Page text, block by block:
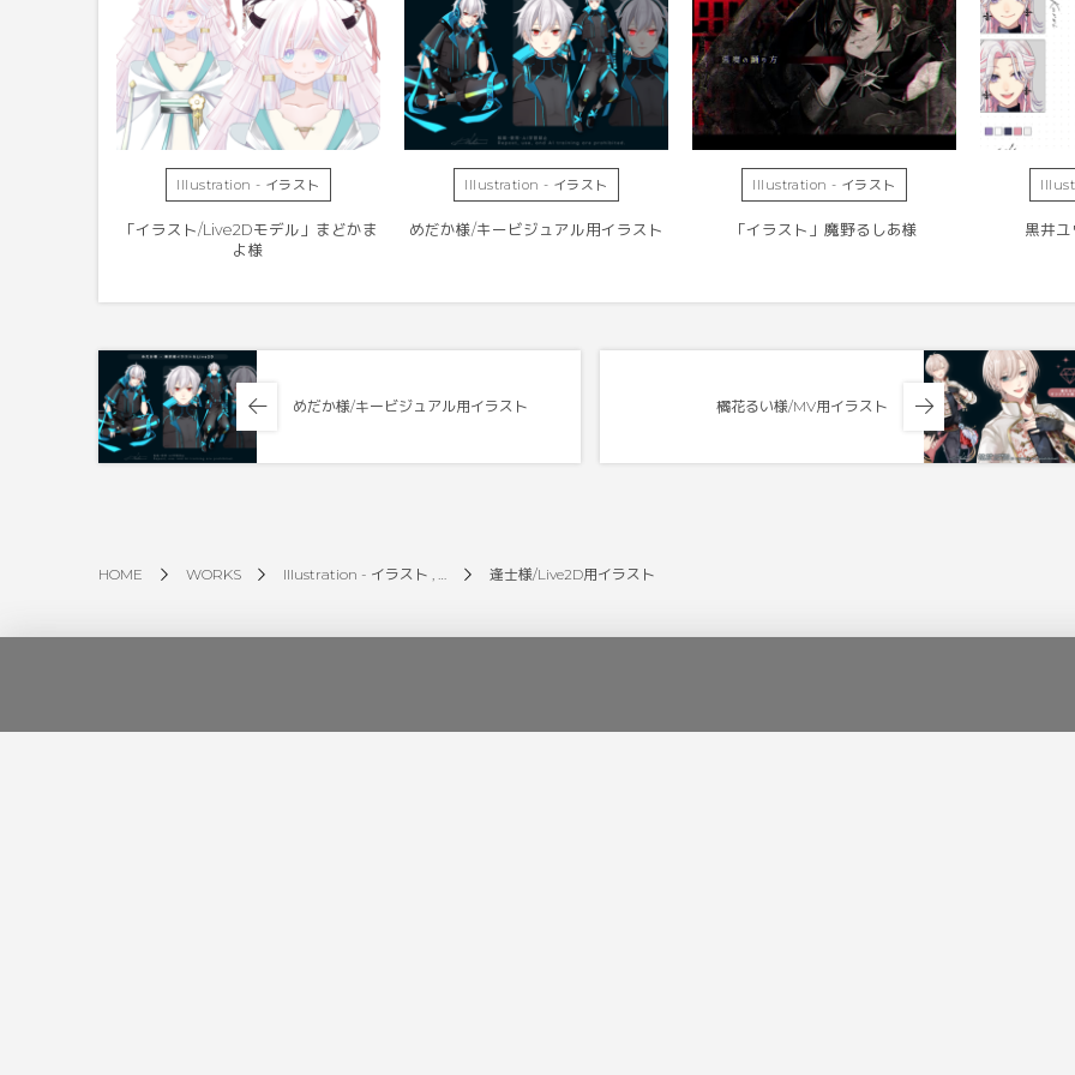
Illustration - イラスト
「イラスト/Live2Dモデル」まどかま
よ様
Illustration - イラスト
めだか様/キービジュアル用イラスト
Illustration - イラスト
「イラスト」魔野るしあ様 黒井ユ
めだか様/キービジュアル用イラスト 橘花るい様/MV用イラスト
HOME WORKS Illustration - イラスト , … 逢士様/Live2D用イラスト